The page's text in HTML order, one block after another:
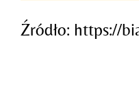
Źródło: https://